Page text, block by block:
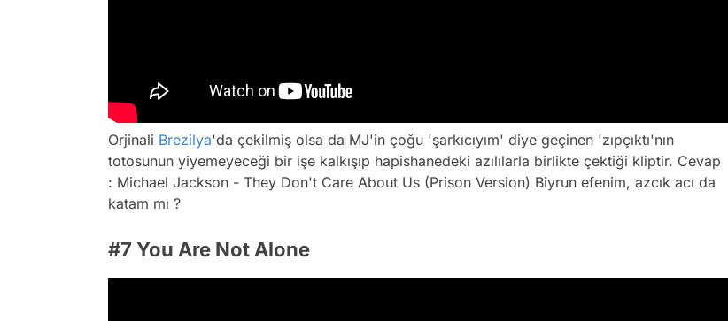
Orjinali Brezilya'da çekilmiş olsa da MJ'in çoğu 'şarkıcıyım' diye geçinen 'zıpçıktı'nın
totosunun yiyemeyeceği bir işe kalkışıp hapishanedeki azılılarla birlikte çektiği kliptir. Cevap
: Michael Jackson - They Don't Care About Us (Prison Version) Biyrun efenim, azcık acı da
katam mı ?
#7 You Are Not Alone